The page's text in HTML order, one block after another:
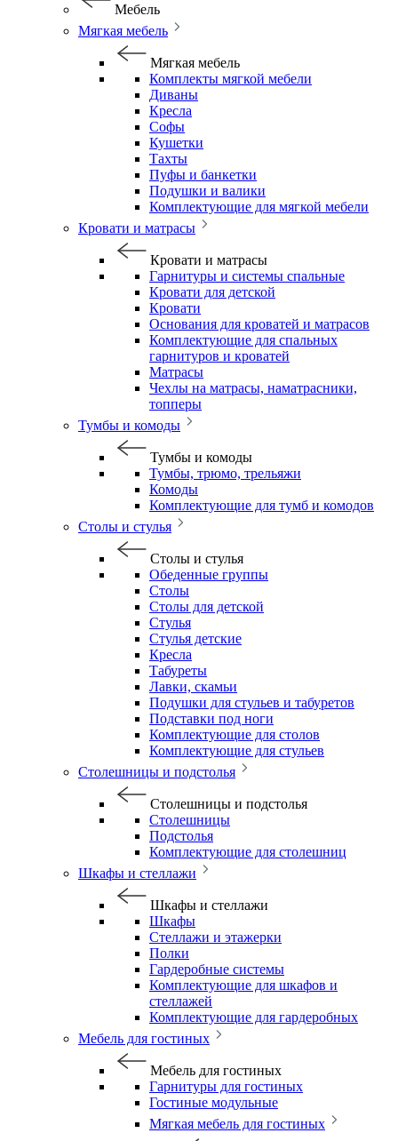
Мебель
Мягкая мебель
Мягкая мебель
Комплекты мягкой мебели
Диваны
Кресла
Софы
Кушетки
Тахты
Пуфы и банкетки
Подушки и валики
Комплектующие для мягкой мебели
Кровати и матрасы
Кровати и матрасы
Гарнитуры и системы спальные
Кровати для детской
Кровати
Основания для кроватей и матрасов
Комплектующие для спальных
гарнитуров и кроватей
Матрасы
Чехлы на матрасы, наматрасники,
топперы
Тумбы и комоды
Тумбы и комоды
Тумбы, трюмо, трельяжи
Комоды
Комплектующие для тумб и комодов
Столы и стулья
Столы и стулья
Обеденные группы
Столы
Столы для детской
Стулья
Стулья детские
Кресла
Табуреты
Лавки, скамьи
Подушки для стульев и табуретов
Подставки под ноги
Комплектующие для столов
Комплектующие для стульев
Столешницы и подстолья
Столешницы и подстолья
Столешницы
Подстолья
Комплектующие для столешниц
Шкафы и стеллажи
Шкафы и стеллажи
Шкафы
Стеллажи и этажерки
Полки
Гардеробные системы
Комплектующие для шкафов и
стеллажей
Комплектующие для гардеробных
Мебель для гостиных
Мебель для гостиных
Гарнитуры для гостиных
Гостиные модульные
Мягкая мебель для гостиных